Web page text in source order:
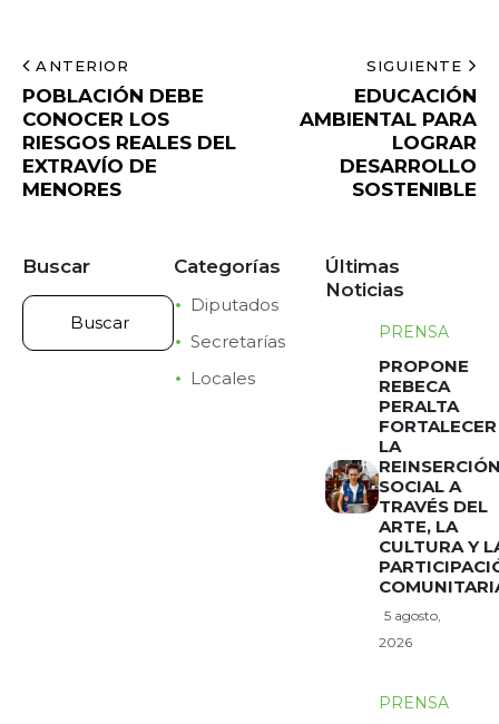
ANTERIOR
POBLACIÓN DEBE
CONOCER LOS
RIESGOS REALES DEL
EXTRAVÍO DE
MENORES
SIGUIENTE
EDUCACIÓN
AMBIENTAL PARA
LOGRAR
DESARROLLO
SOSTENIBLE
Buscar Categorías
Diputados
Secretarías
Locales
Últimas
Noticias
PRENSA
PROPONE
REBECA
PERALTA
FORTALECER
LA
SOCIAL A
TRAVÉS DEL
ARTE, LA
CULTURA Y
5 agosto,
2026
PRENSA